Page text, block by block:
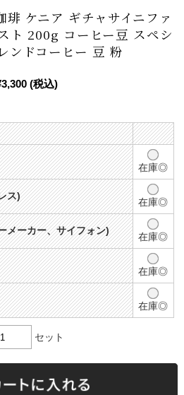
琲 ケニア ギチャサイニファ
ト 200g コーヒー豆 スペシ
ンドコーヒー 豆 粉
(税込)
在庫◎
ス)
在庫◎
メーカー、サイフォン)
在庫◎
在庫◎
在庫◎
セット